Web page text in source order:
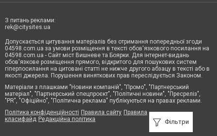
Фільтри
З питань реклами:
rek@citysites.ua
Допускається цитування матеріалів без отримання попередньої згоди
04598.com.ua за умови розміщення в тексті обов'язкового посилання на
04598.com.ua - Сайт міст Вишневе та Боярки. Для інтернет-видань
обов'язкове розміщення прямого, відкритого для пошукових систем
гіперпосилання на цитовані статті не нижче другого абзацу в тексті або в
якості джерела. Порушення виняткових прав переслідується Законом.
Матеріали з плашками "Новини компаній", "Промо", "Партнерський
матеріал", "Партнерський спецпроєкт", "Політичні новини", "Пресреліз",
"PR", "Офіційно", "Політична реклама" публікуються на правах реклами.
Політика конфіденційності Правила сайту Правила
класифайд Редакційна політика